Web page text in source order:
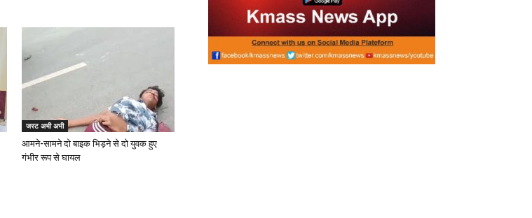
जस्ट अभी अभी
आमने-सामने दो बाइक भिड़ने से दो युवक हुए
गंभीर रूप से घायल